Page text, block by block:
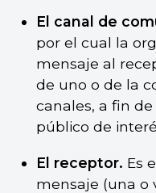
El canal de
por el cual la
mensaje al
de uno o de la
canales, a fin
público de
El receptor. Es
mensaje (una o